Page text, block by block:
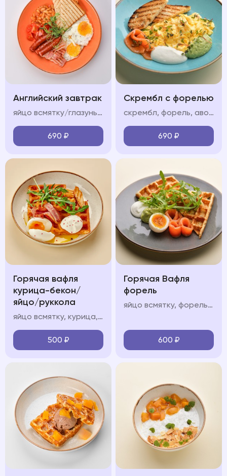
Английский завтрак
яйцо всмятку/глазунья, бекон, колбаски, фасоль в томатном соусе, помидор, тосты
690 ₽
Скрембл с форелью
скрембл, форель, авокадо мусс, крем фреш, пармезан/тосты
690 ₽
Горячая вафля
курица-бекон/
яйцо/руккола
яйцо всмятку, курица, авокадо мусс, крем фреш, руккола
500 ₽
Горячая Вафля
форель
яйцо всмятку, форель, авокадо мусс, крем фреш, руккола
600 ₽